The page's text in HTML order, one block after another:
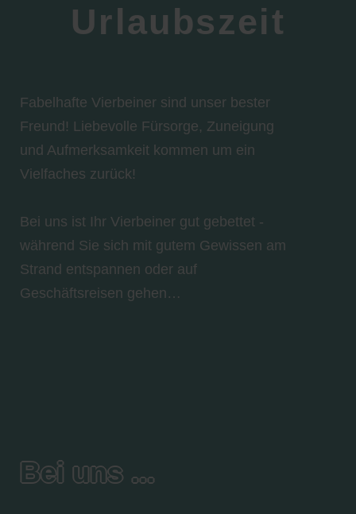
Urlaubszeit
Fabelhafte Vierbeiner sind unser bester
Freund! Liebevolle Fürsorge, Zuneigung
und Aufmerksamkeit kommen um ein
Vielfaches zurück!
Bei uns ist Ihr Vierbeiner gut gebettet -
während Sie sich mit gutem Gewissen am
Strand entspannen oder auf
Geschäftsreisen gehen…
Bei uns ...